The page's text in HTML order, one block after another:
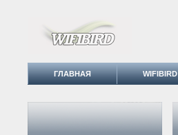
ГЛАВНАЯ WIFIBIRD